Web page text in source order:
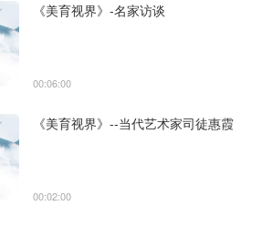
《美育视界》-名家访谈
00:06:00
《美育视界》--当代艺术家司徒惠霞
00:02:00